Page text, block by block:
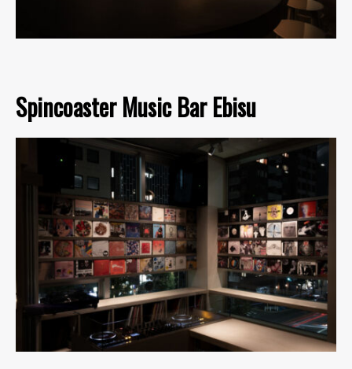
Spincoaster Music Bar Ebisu